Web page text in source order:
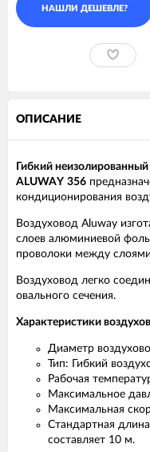
ОПИСАНИЕ
Гибкий
ALUWAY 356
кондиционирования
Воздуховод Aluway
слоев алюминиевой
проволоки между
Воздуховод легко
овального сечения.
Характеристики
Диаметр
Тип: Гибкий
Рабочая
Максимальное
Максимальная
Стандартная
составляет 10 м.